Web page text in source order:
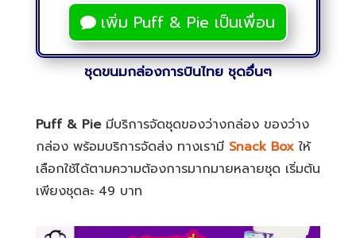
Puff & Pie มีบริการจัดชุดของว่างกล่อง ของว่าง
กล่อง พร้อมบริการจัดส่ง ทางเรามีSnack Boxให้
เลือกใช้ได้ตามความต้องการมากมายหลายชุด เริ่มต้น